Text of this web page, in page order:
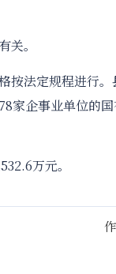
关。
按法定规程进行
家企事业单位的
万元。